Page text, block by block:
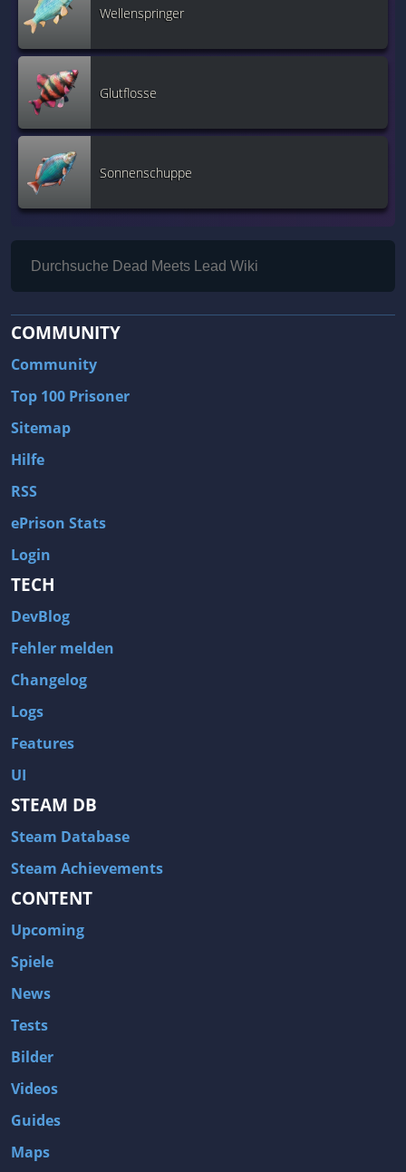
Wellenspringer
Glutflosse
Sonnenschuppe
COMMUNITY
Community
Top 100 Prisoner
Sitemap
Hilfe
RSS
ePrison Stats
Login
TECH
DevBlog
Fehler melden
Changelog
Logs
Features
UI
STEAM DB
Steam Database
Steam Achievements
CONTENT
Upcoming
Spiele
News
Tests
Bilder
Videos
Guides
Maps